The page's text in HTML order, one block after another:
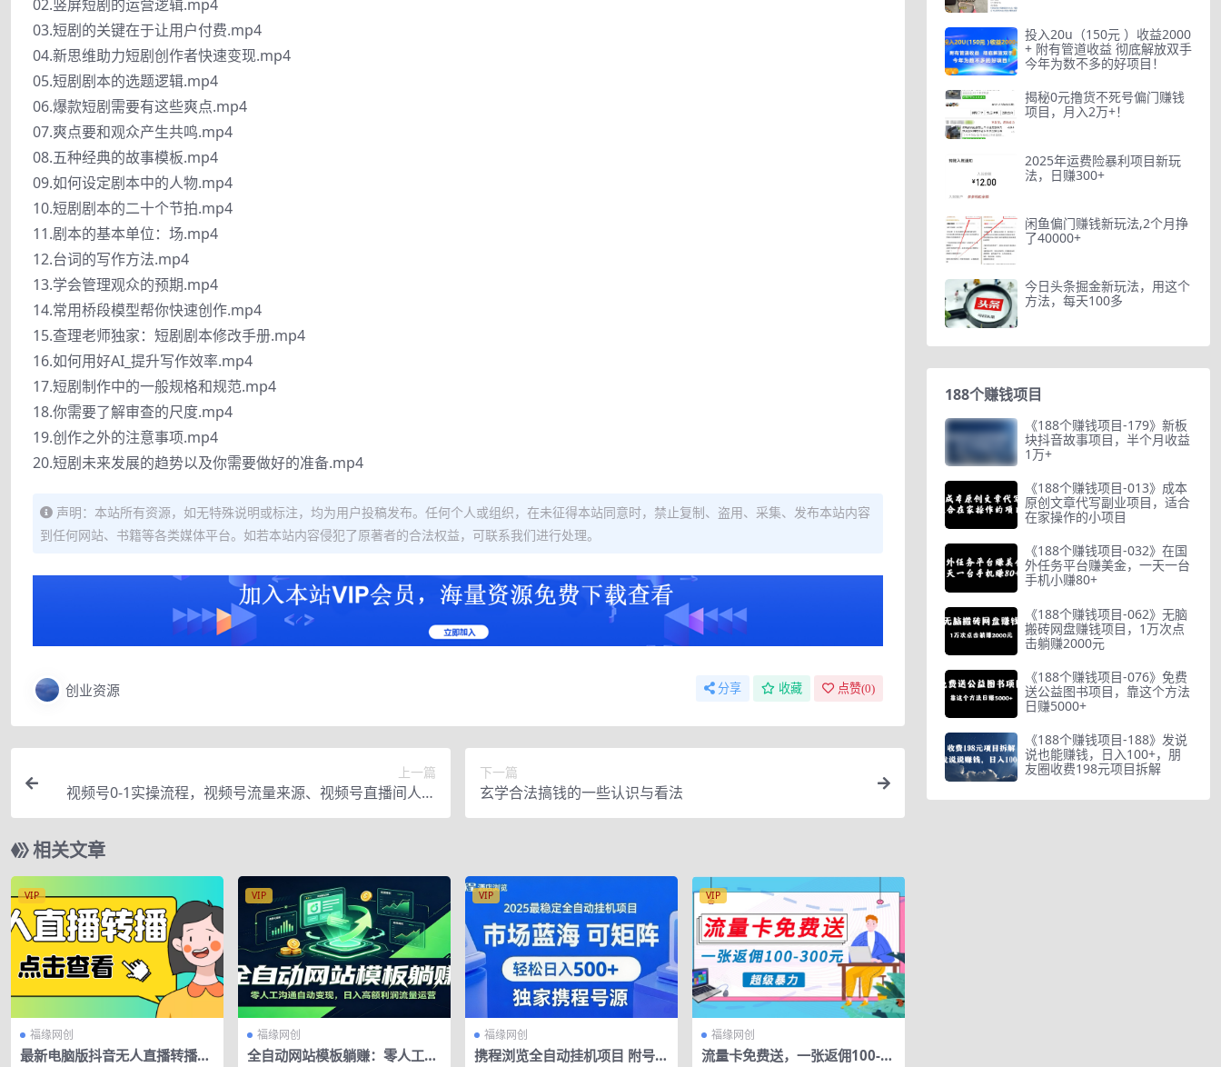
02.竖屏短剧的运营逻辑.mp4
03.短剧的关键在于让用户付费.mp4
04.新思维助力短剧创作者快速变现.mp4
05.短剧剧本的选题逻辑.mp4
06.爆款短剧需要有这些爽点.mp4
07.爽点要和观众产生共鸣.mp4
08.五种经典的故事模板.mp4
09.如何设定剧本中的人物.mp4
10.短剧剧本的二十个节拍.mp4
11.剧本的基本单位：场.mp4
12.台词的写作方法.mp4
13.学会管理观众的预期.mp4
14.常用桥段模型帮你快速创作.mp4
15.查理老师独家：短剧剧本修改手册.mp4
16.如何用好AI_提升写作效率.mp4
17.短剧制作中的一般规格和规范.mp4
18.你需要了解审查的尺度.mp4
19.创作之外的注意事项.mp4
20.短剧未来发展的趋势以及你需要做好的准备.mp4
声明：本站所有资源，如无特殊说明或标注，均为用户投稿发布。任何个人或组织，在未征得本站同意时，禁止复制、盗用、采集、发布本站内容
到任何网站、书籍等各类媒体平台。如若本站内容侵犯了原著者的合法权益，可联系我们进行处理。
创业资源 分享 收藏 点赞(0)
上一篇
视频号0-1实操流程，视频号流量来源、视频号直播间人货
场、视频号运营与搭建等。
下一篇
玄学合法搞钱的一些认识与看法
相关文章
VIP
福缘网创
最新电脑版抖音无人直播转播软
VIP
福缘网创
全自动网站模板躺赚：零人工沟
VIP
福缘网创
携程浏览全自动挂机项目 附号源
VIP
福缘网创
流量卡免费送，一张返佣100-3
投入20u（150元 ）收益2000
+ 附有管道收益 彻底解放双手
今年为数不多的好项目！
揭秘0元撸货不死号偏门赚钱
项目，月入2万+！
2025年运费险暴利项目新玩
法，日赚300+
闲鱼偏门赚钱新玩法,2个月挣
了40000+
今日头条掘金新玩法，用这个
方法，每天100多
188个赚钱项目
《188个赚钱项目-179》新板
块抖音故事项目，半个月收益
1万+
《188个赚钱项目-013》成本
原创文章代写副业项目，适合
在家操作的小项目
《188个赚钱项目-032》在国
外任务平台赚美金，一天一台
手机小赚80+
《188个赚钱项目-062》无脑
搬砖网盘赚钱项目，1万次点
击躺赚2000元
《188个赚钱项目-076》免费
送公益图书项目，靠这个方法
日赚5000+
《188个赚钱项目-188》发说
说也能赚钱，日入100+，朋
友圈收费198元项目拆解